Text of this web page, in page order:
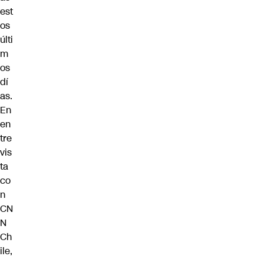
est
os
últi
m
os
dí
as.
En
en
tre
vis
ta
co
n
CN
N
Ch
ile,